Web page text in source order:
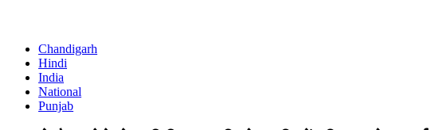
Chandigarh
Hindi
India
National
Punjab